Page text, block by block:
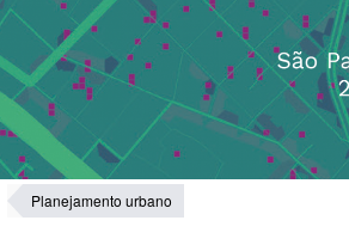
Planejamento urbano